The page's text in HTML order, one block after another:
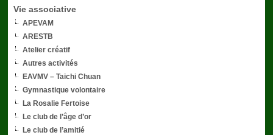
Vie associative
APEVAM
ARESTB
Atelier créatif
Autres activités
EAVMV – Taichi Chuan
Gymnastique volontaire
La Rosalie Fertoise
Le club de l’âge d’or
Le club de l’amitié